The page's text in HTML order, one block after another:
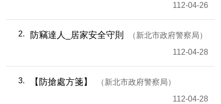
112-04-26
2 防竊達人_居家安全守則
新北市政府警察局
112-04-28
3 【防搶處方箋】
新北市政府警察局
112-04-28